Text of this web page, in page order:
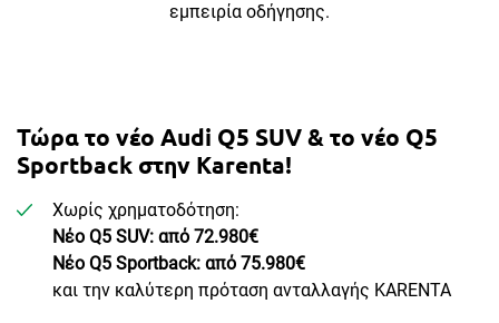
εμπειρία οδήγησης.
Τώρα το νέο Audi Q5 SUV & το νέο Q5
Sportback στην Karenta!
Χωρίς χρηματοδότηση:
Νέο Q5 SUV: από 72.980€
Νέο Q5 Sportback: από 75.980€
και την καλύτερη πρόταση ανταλλαγής KARENTA